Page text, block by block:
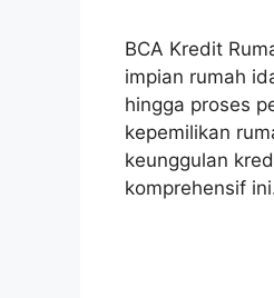
BCA Kredit
impian rumah
hingga proses
kepemilikan
keunggulan
komprehensif